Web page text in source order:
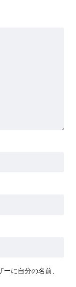
に自分の名前、